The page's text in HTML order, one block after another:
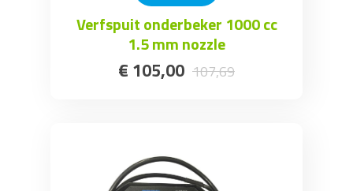
Verfspuit onderbeker 1000 cc
1.5 mm nozzle
€ 105,00 107,69